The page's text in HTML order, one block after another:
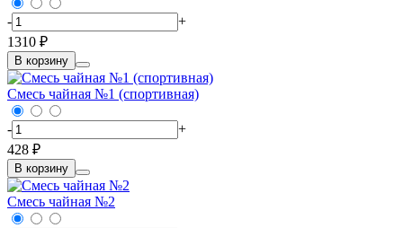
-
+
1310 ₽
В корзину
Смесь чайная №1 (спортивная)
-
+
428 ₽
В корзину
Смесь чайная №2